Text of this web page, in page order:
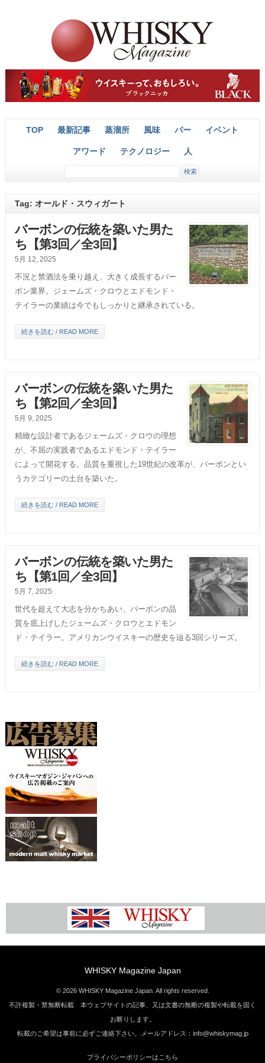
TOP 最新記事 蒸溜所 風味 バー イベント
アワード テクノロジー 人
Tag: オールド・スウィガート
バーボンの伝統を築いた男た
ち【第3回／全3回】
5月 12, 2025
不況と禁酒法を乗り越え、大きく成長するバー
ボン業界。ジェームズ・クロウとエドモンド・
テイラーの業績は今でもしっかりと継承されている。
続きを読む / READ MORE
バーボンの伝統を築いた男た
ち【第2回／全3回】
5月 9, 2025
精緻な設計者であるジェームズ・クロウの理想
が、不屈の実践者であるエドモンド・テイラー
によって開花する。品質を重視した19世紀の改革が、バーボンとい
うカテゴリーの土台を築いた。
続きを読む / READ MORE
バーボンの伝統を築いた男た
ち【第1回／全3回】
5月 7, 2025
世代を超えて大志を分かちあい、バーボンの品
質を底上げしたジェームズ・クロウとエドモン
ド・テイラー。アメリカンウイスキーの歴史を辿る3回シリーズ。
続きを読む / READ MORE
WHISKY Magazine Japan
© 2026 WHISKY Magazine Japan. All rights reserved.
不許複製・禁無断転載 本ウェブサイトの記事、又は文書の無断の複製や転載を固く
お断りします。
転載のご希望は事前に必ずご連絡下さい。メールアドレス：info@whiskymag.jp
プライバシーポリシーはこちら